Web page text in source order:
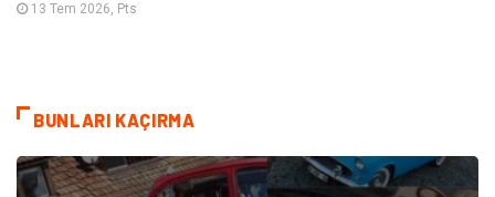
13 Tem 2026, Pts
BUNLARI KAÇIRMA